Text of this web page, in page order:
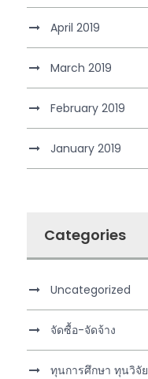
April 2019
March 2019
February 2019
January 2019
Categories
Uncategorized
จัดซื้อ-จัดจ้าง
ทุนการศึกษา ทุนวิจัย